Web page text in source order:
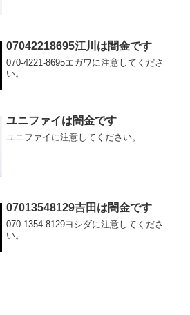
07042218695江川は闇金です
070-4221-8695エガワに注意してくださ
い。
ユニファイは闇金です
ユニファイに注意してください。
07013548129吉田は闇金です
070-1354-8129ヨシダに注意してくださ
い。